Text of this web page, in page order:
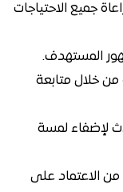
جميع الاحتياجات
المستهدف.
من خلال متابعة
لإضفاء لمسة
الاعتماد على